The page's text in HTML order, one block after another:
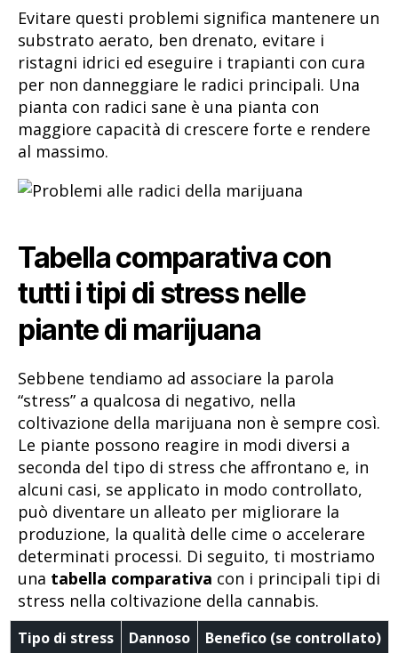
Evitare questi problemi significa mantenere un
substrato aerato, ben drenato, evitare i
ristagni idrici ed eseguire i trapianti con cura
per non danneggiare le radici principali. Una
pianta con radici sane è una pianta con
maggiore capacità di crescere forte e rendere
al massimo.
Tabella comparativa con
tutti i tipi di stress nelle
piante di marijuana
Sebbene tendiamo ad associare la parola
“stress” a qualcosa di negativo, nella
coltivazione della marijuana non è sempre così.
Le piante possono reagire in modi diversi a
seconda del tipo di stress che affrontano e, in
alcuni casi, se applicato in modo controllato,
può diventare un alleato per migliorare la
produzione, la qualità delle cime o accelerare
determinati processi. Di seguito, ti mostriamo
una tabella comparativa con i principali tipi di
stress nella coltivazione della cannabis.
Tipo di stress Dannoso Benefico (se controllato)